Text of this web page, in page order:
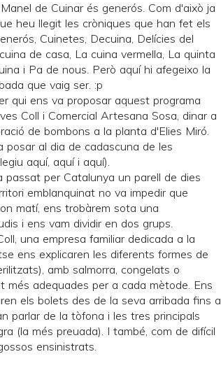
de Cuinar és generós. Com d'això ja
heu llegit les cròniques que han fet els
, Cuinetes, Decuina, Delícies del
de casa, La cuina vermella, La quinta
i Pa de nous. Però aquí hi afegeixo la
que vaig ser. :p
qui ens va proposar aquest programa
Coll i Comercial Artesana Sosa, dinar a
de bombons a la planta d'Elies Miró.
posar al dia de cadascuna de les
aquí, aquíi aquí).
per Catalunya un parell de dies
emblanquinat no va impedir que
matí, ens trobàrem sota una
i ens vam dividir en dos grups.
, una empresa familiar dedicada a la
ens explicaren les diferents formes de
amb salmorra, congelats o
adequades per a cada mètode. Ens
els bolets des de la seva arribada fins a
parlar de la tòfona i les tres principals
(la més preuada). I també, com de difícil
ensinistrats.